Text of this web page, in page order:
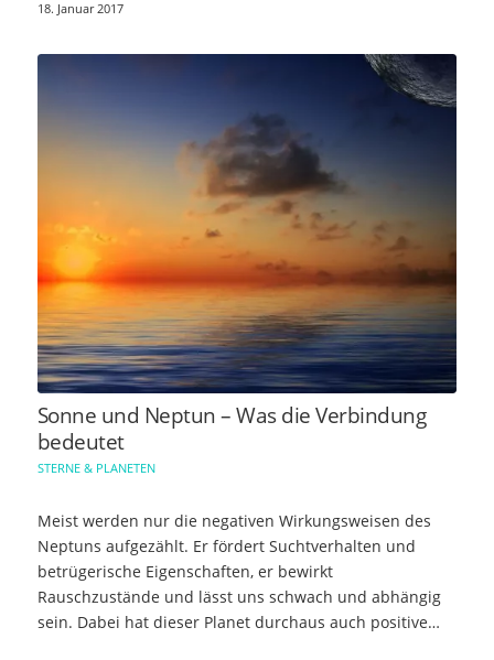
18. Januar 2017
Sonne und Neptun – Was die Verbindung
bedeutet
STERNE & PLANETEN
Meist werden nur die negativen Wirkungsweisen des
Neptuns aufgezählt. Er fördert Suchtverhalten und
betrügerische Eigenschaften, er bewirkt
Rauschzustände und lässt uns schwach und abhängig
sein. Dabei hat dieser Planet durchaus auch positive…